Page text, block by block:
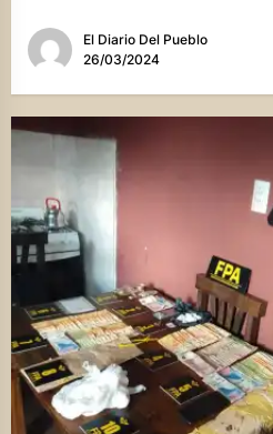
El Diario Del Pueblo
26/03/2024